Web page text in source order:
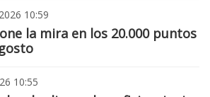
10:59
la mira en los 20.000 puntos
10:55